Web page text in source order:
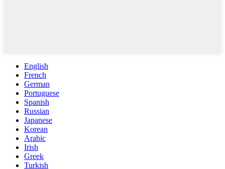
English
French
German
Portuguese
Spanish
Russian
Japanese
Korean
Arabic
Irish
Greek
Turkish